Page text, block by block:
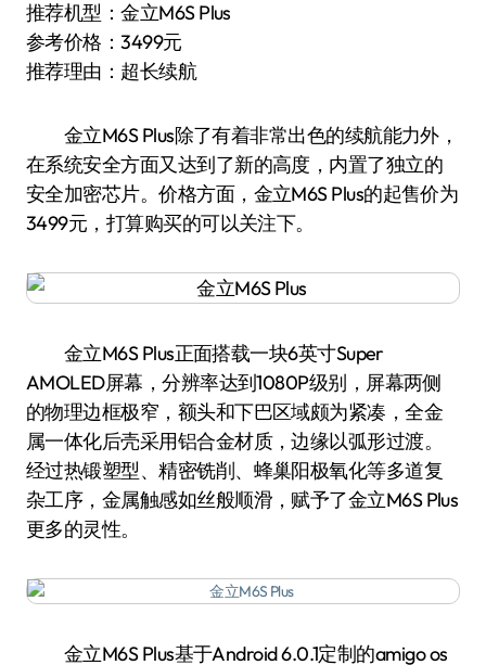
推荐机型：金立M6S Plus
参考价格：3499元
推荐理由：超长续航
金立M6S Plus除了有着非常出色的续航能力外，
在系统安全方面又达到了新的高度，内置了独立的
安全加密芯片。价格方面，金立M6S Plus的起售价为
3499元，打算购买的可以关注下。
金立M6S Plus正面搭载一块6英寸Super
AMOLED屏幕，分辨率达到1080P级别，屏幕两侧
的物理边框极窄，额头和下巴区域颇为紧凑，全金
属一体化后壳采用铝合金材质，边缘以弧形过渡。
经过热锻塑型、精密铣削、蜂巢阳极氧化等多道复
杂工序，金属触感如丝般顺滑，赋予了金立M6S Plus
更多的灵性。
金立M6S Plus基于Android 6.0.1定制的amigo os